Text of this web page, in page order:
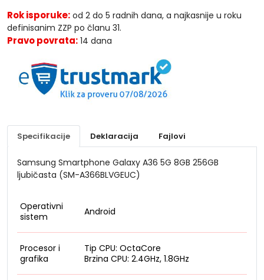
Rok isporuke: od 2 do 5 radnih dana, a najkasnije u roku
definisanim ZZP po članu 31.
Pravo povrata: 14 dana
Specifikacije Deklaracija Fajlovi
Samsung Smartphone Galaxy A36 5G 8GB 256GB
ljubičasta (SM-A366BLVGEUC)
Operativni
sistem
Android
Procesor i
grafika
Tip CPU: OctaCore
Brzina CPU: 2.4GHz, 1.8GHz